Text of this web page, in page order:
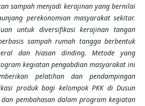
sampah menjadi kerajinan yang bernilai
perekonomian masyarakat sekitar.
untuk diversifikasi kerajinan tangan
sampah rumah tangga berbentuk
dan hiasan dinding.Metode yang
kegiatanpengabdianmasyarakat ini
pelatihan dan pendampingan
produk bagi kelompok PKK di Dusun
dan pembahasan dalam programkegiatan